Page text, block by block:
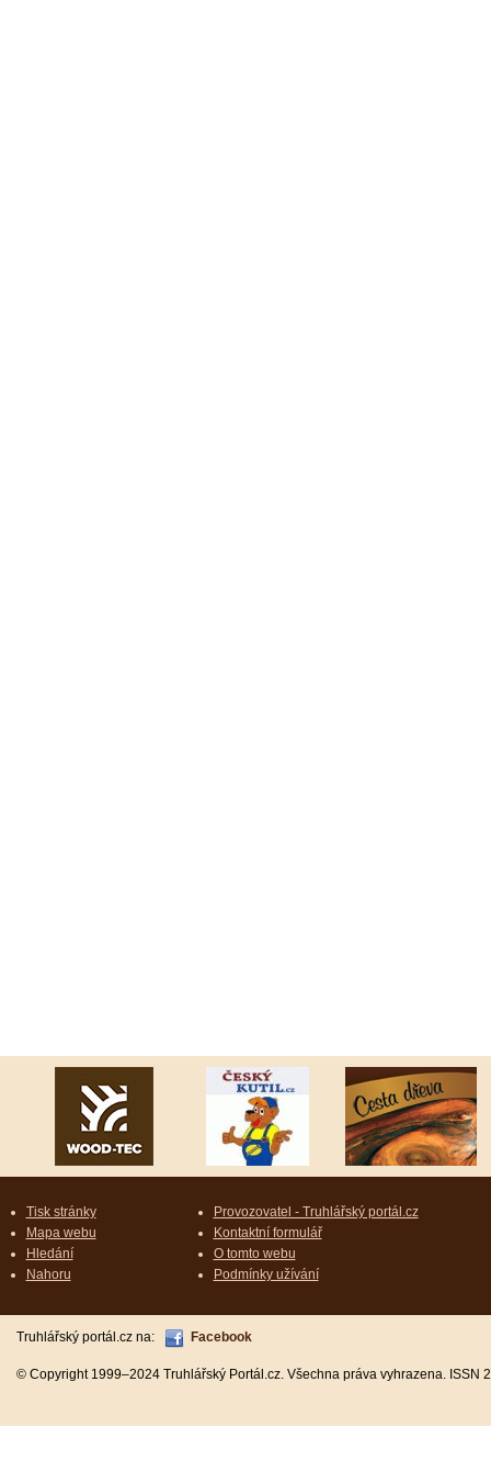
Tisk stránky
Mapa webu
Hledání
Nahoru
Provozovatel - Truhlářský portál.cz
Kontaktní formulář
O tomto webu
Podmínky užívání
Truhlářský portál.cz na: Facebook
© Copyright 1999–2024 Truhlářský Portál.cz. Všechna práva vyhrazena.